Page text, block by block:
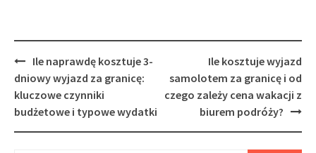
Post
navigation
Ile naprawdę kosztuje 3-
dniowy wyjazd za granicę:
kluczowe czynniki
budżetowe i typowe wydatki
Ile kosztuje wyjazd
samolotem za granicę i od
czego zależy cena wakacji z
biurem podróży?